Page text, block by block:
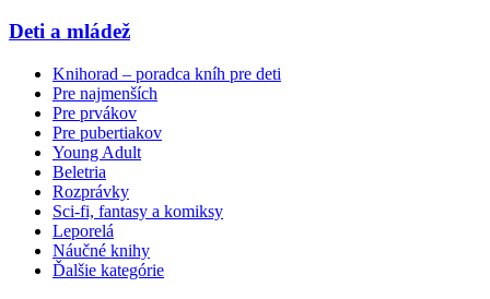
Deti a mládež
Knihorad – poradca kníh pre deti
Pre najmenších
Pre prvákov
Pre pubertiakov
Young Adult
Beletria
Rozprávky
Sci-fi, fantasy a komiksy
Leporelá
Náučné knihy
Ďalšie kategórie